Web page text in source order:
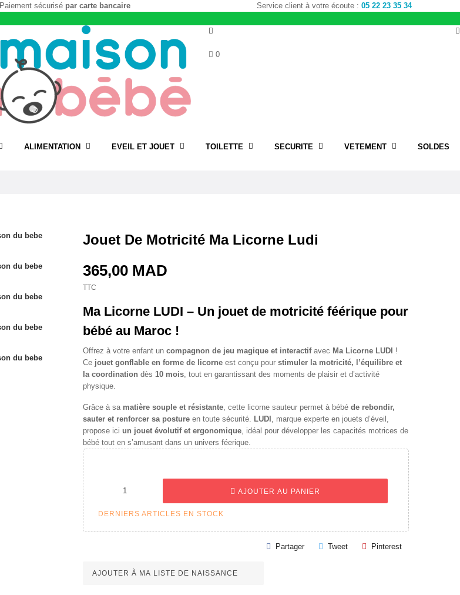
Paiement sécurisé par carte bancaire Service client à votre écoute : 05 22 23 35 34
0
ALIMENTATION EVEIL ET JOUET TOILETTE SECURITE VETEMENT SOLDES
Jouet De Motricité Ma Licorne Ludi
365,00 MAD
TTC
Ma Licorne LUDI – Un jouet de motricité féérique pour
bébé au Maroc !
Offrez à votre enfant un compagnon de jeu magique et interactifavec Ma Licorne LUDI !
Ce jouet gonflable en forme de licorne est conçu pour stimuler la motricité, l’équilibre et
la coordination dès 10 mois, tout en garantissant des moments de plaisir et d’activité
physique.
Grâce à sa matière souple et résistante, cette licorne sauteur permet à bébé de rebondir,
sauter et renforcer sa posture en toute sécurité. LUDI , marque experte en jouets d’éveil,
propose ici un jouet évolutif et ergonomique, idéal pour développer les capacités motrices de
bébé tout en s’amusant dans un univers féerique.
AJOUTER AU PANIER
DERNIERS ARTICLES EN STOCK
Partager Tweet Pinterest
AJOUTER À MA LISTE DE NAISSANCE